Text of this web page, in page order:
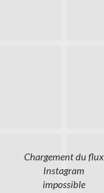
Chargement du flux
Instagram
impossible